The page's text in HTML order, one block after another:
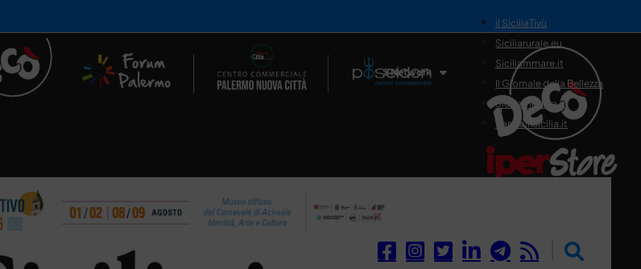
Il Network
il SiciliaTivù
Siciliarurale.eu
Siciliammare.it
Il Giornale della Bellezza
Siciliamedica.it
Sanitainsicilia.it